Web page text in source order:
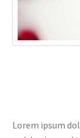
Lorem ipsum